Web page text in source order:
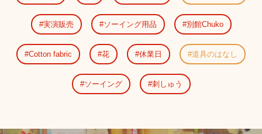
実演販売 ソーイング用品 別館Chuko
Cotton fabric 花 休業日 道具のはなし
ソーイング 刺しゅう